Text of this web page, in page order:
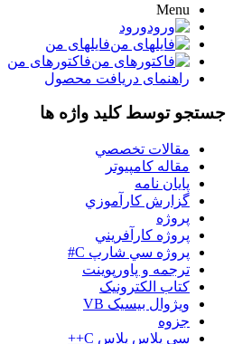
Menu
ورود
فایلهای من
فاکتورهای من
راهنمای دریافت محصول
جستجو توسط کلید واژه ها
مقالات تخصصي
مقاله کامپیوتر
پایان نامه
گزارش کارآموزي
پروژه
پروژه کارآفريني
پروژه سي شارپ C#
ترجمه و پاورپوينت
کتاب الکترونيک
ويژوال بيسيک VB
جزوه
سي پلاس پلاس C++